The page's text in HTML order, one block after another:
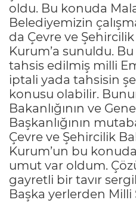
oldu. Bu konuda
Belediyemizin
da Çevre ve
Kurum’a sunuldu.
tahsis edilmiş milli
iptali yada tahsisin
konusu olabilir.
Bakanlığının ve
Başkanlığının
Çevre ve Şehircilik
Kurum’un bu
umut var oldum.
gayretli bir tavır
Başka yerlerden Milli